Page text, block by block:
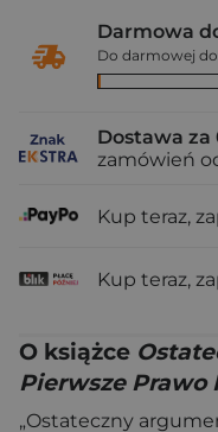
Darmowa
Do darmowej
Dostawa za
zamówień
Kup teraz,
Kup teraz,
O książce
Pierwsze Prawo
„Ostateczny